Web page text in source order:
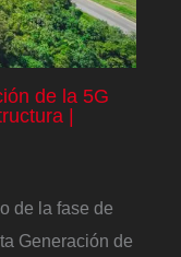
de la 5G
|
de la fase de
Generación de